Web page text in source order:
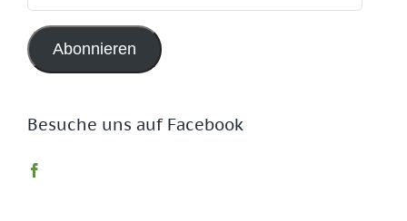
Adresse
Abonnieren
Besuche uns auf Facebook